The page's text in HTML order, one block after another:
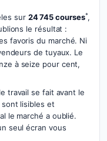
sur 24 745 courses*,
le résultat :
favoris du marché. Ni
de tuyaux. Le
à seize pour cent,
travail se fait avant le
lisibles et
le marché a oublié.
seul écran vous